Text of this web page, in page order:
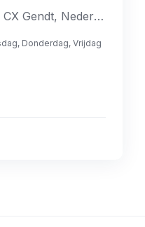
Kloosterplein 4, 6691 CX Gendt, Nederland
Donderdag, Vrijdag